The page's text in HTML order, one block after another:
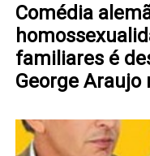
Comédia
familiares é
George